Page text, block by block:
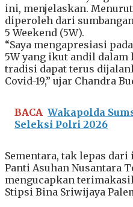
ini, menjelaskan.
diperoleh dari
5 Weekend (5W).
“Saya mengapresiasi
5W yang ikut andil
tradisi dapat terus
Covid-19,” ujar Chandra
BACA Wakapolda
Seleksi Polri 2026
Sementara, tak lepas
Panti Asuhan Nusantara
mengucapkan
Stipsi Bina Sriwijaya